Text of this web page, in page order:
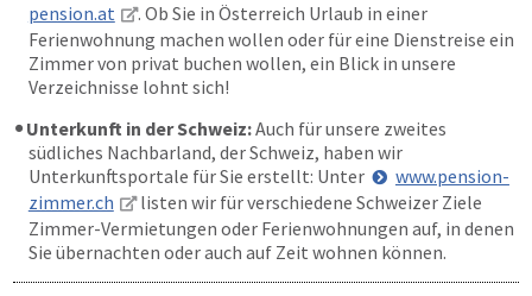
pension.at
. Ob Sie in Österreich Urlaub in einer
Ferienwohnung machen wollen oder für eine Dienstreise ein
Zimmer von privat buchen wollen, ein Blick in unsere
Verzeichnisse lohnt sich!
Unterkunft in der Schweiz:Auch für unsere zweites
südliches Nachbarland, der Schweiz, haben wir
Unterkunftsportale für Sie erstellt: Unter
www.pension-
zimmer.ch
listen wir für verschiedene Schweizer Ziele
Zimmer-Vermietungen oder Ferienwohnungen auf, in denen
Sie übernachten oder auch auf Zeit wohnen können.